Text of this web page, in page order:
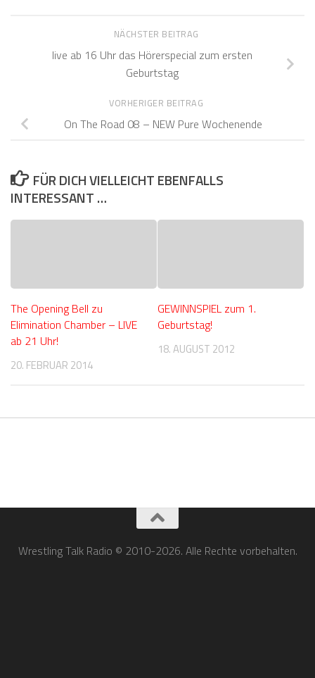
NÄCHSTER BEITRAG
live ab 16 Uhr das Hörerspecial zum ersten
Geburtstag
VORHERIGER BEITRAG
On The Road 08 – NEW Pure Wochenende
FÜR DICH VIELLEICHT EBENFALLS
INTERESSANT …
The Opening Bell zu
Elimination Chamber – LIVE
ab 21 Uhr!
20. FEBRUAR 2014
GEWINNSPIEL zum 1.
Geburtstag!
18. AUGUST 2012
Wrestling Talk Radio © 2010-2026. Alle Rechte vorbehalten.